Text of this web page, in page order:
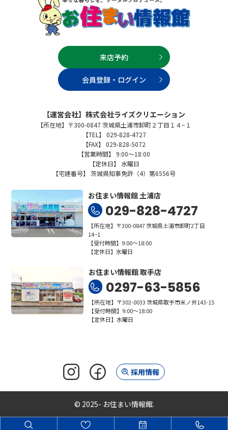
来店予約
会員登録・ログイン
【運営会社】株式会社ライズクリエーション
【所在地】〒300-0847 茨城県土浦市卸町２丁目１４−１
【TEL】 029-828-4727
【FAX】 029-828-5072
【営業時間】 9:00～18:00
【定休日】 水曜日
【宅建番号】 茨城県知事免許（4）第6556号
お住まい情報館 土浦店
029-828-4727
【所在地】〒300-0847 茨城県土浦市卸町2丁目
14−1
【受付時間】9:00～18:00
【定休日】水曜日
お住まい情報館 取手店
0297-63-5856
【所在地】〒302-0033 茨城県取手市米ノ井143-15
【受付時間】9:00～18:00
【定休日】水曜日
採用情報
© 2025- お住まい情報館.